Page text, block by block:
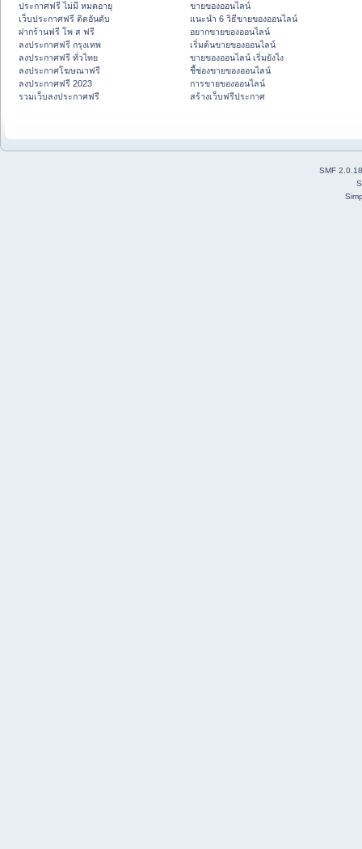
ประกาศฟรี ไม่มี หมดอายุ
เว็บประกาศฟรี ติดอันดับ
ฝากร้านฟรี โพ ส ฟรี
ลงประกาศฟรี กรุงเทพ
ลงประกาศฟรี ทั่วไทย
ลงประกาศโฆษณาฟรี
ลงประกาศฟรี 2023
รวมเว็บลงประกาศฟรี
ขายของออนไลน์
แนะนำ 6 วิธีขายของออนไลน์
อยากขายของออนไลน์
เริ่มต้นขายของออนไลน์
ขายของออนไลน์ เริ่มยังไง
ชี้ช่องขายของออนไลน์
การขายของออนไลน์
สร้างเว็บฟรีประกาศ
SMF 2.0.18